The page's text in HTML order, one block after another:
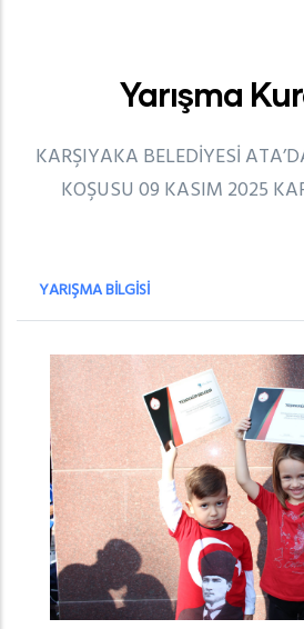
Yarışma
KARŞIYAKA BELEDİYESİ
KOŞUSU 09 KASIM 2025
YARIŞMA BILGISI